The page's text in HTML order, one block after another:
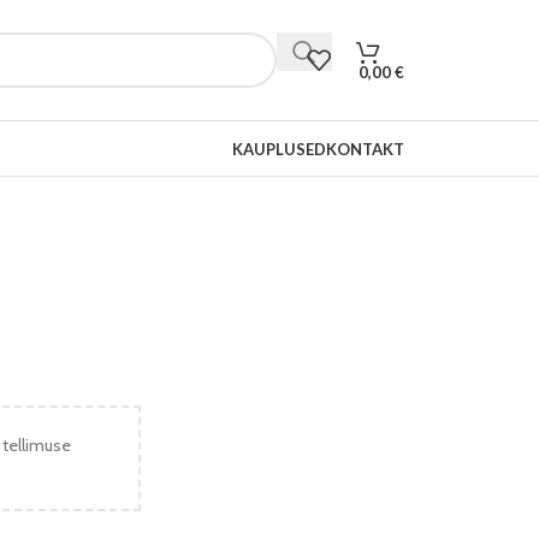
0,00€
KAUPLUSEDKONTAKT